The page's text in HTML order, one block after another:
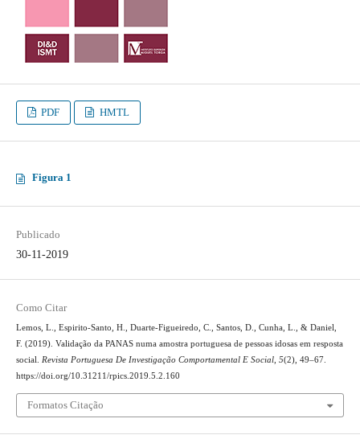
PDF HMTL
Figura 1
Publicado
30-11-2019
Como Citar
Lemos, L., Espirito-Santo, H., Duarte-Figueiredo, C., Santos, D., Cunha, L., & Daniel,
F. (2019). Validação da PANAS numa amostra portuguesa de pessoas idosas em resposta
social. Revista Portuguesa De Investigação Comportamental E Social, 5(2), 49–67.
https://doi.org/10.31211/rpics.2019.5.2.160
Formatos Citação